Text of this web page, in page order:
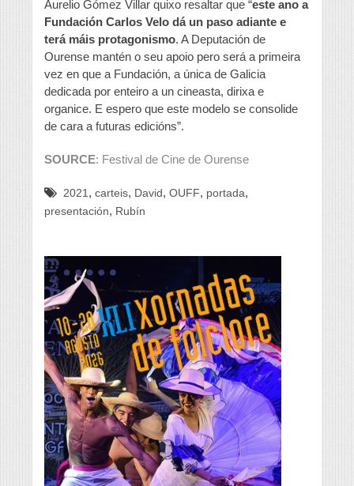
Aurelio Gómez Villar quixo resaltar que “este ano a
Fundación Carlos Velo dá un paso adiante e
terá máis protagonismo. A Deputación de
Ourense mantén o seu apoio pero será a primeira
vez en que a Fundación, a única de Galicia
dedicada por enteiro a un cineasta, dirixa e
organice. E espero que este modelo se consolide
de cara a futuras edicións”.
SOURCE: Festival de Cine de Ourense
2021, carteis, David , OUFF, portada,
presentación, Rubín